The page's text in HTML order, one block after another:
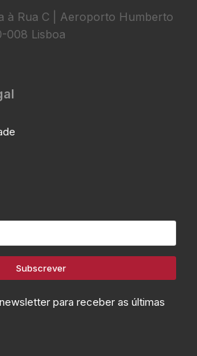
à Rua C | Aeroporto Humberto
008 Lisboa
Subscrever
para receber as últimas